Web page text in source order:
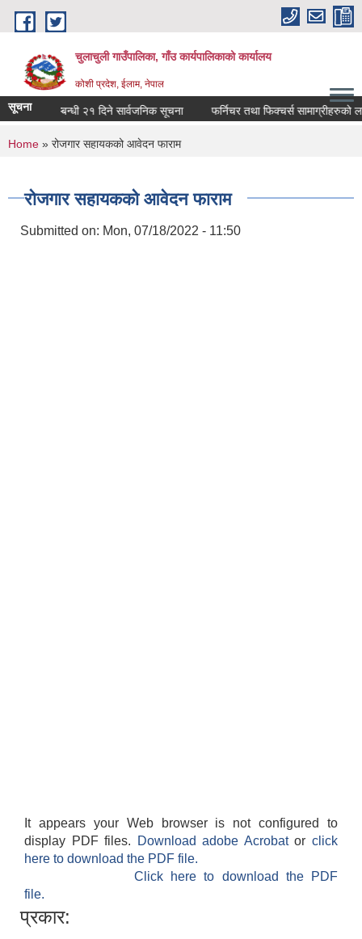
Skip to main content
चुलाचुली गाउँपालिका, गाँउ कार्यपालिकाको कार्यालय
कोशी प्रदेश, ईलाम, नेपाल
सूचना
आउने सम्बन्धी २१ दिने सार्वजनिक सूचना फर्निचर तथा फिक्चर्स सामाग्रीहरुको
You are here
Home » रोजगार सहायकको आवेदन फाराम
रोजगार सहायकको आवेदन फाराम
Submitted on: Mon, 07/18/2022 - 11:50
It appears your Web browser is not configured to
display PDF files.
Download adobe Acrobatorclick
here to download the PDF file.
Click here to download the PDF
file.
प्रकार: